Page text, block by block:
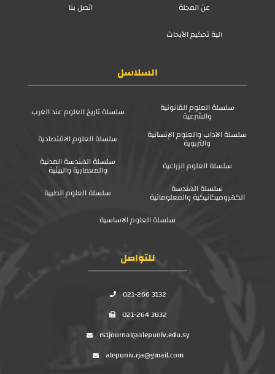
عن المجلة
اتصل بنا
آلية تحكيم الأبحاث
السلاسل
سلسلة العلوم القانونية
والشرعية
سلسلة تاريخ العلوم عند العرب
سلسلة الآداب والعلوم الإنسانية
والتربوية
سلسلة العلوم الاقتصادية
سلسلة العلوم الزراعية
سلسلة الهندسة المدنية
والمعمارية والبيئية
سلسلة الهندسة
الكهروميكانيكية والمعلوماتية
سلسلة العلوم الطبية
سلسلة العلوم الاساسية
للتواصل
021-266 3132
021-264 3832
rs1journal@alepuniv.edu.sy
alepuniv.rja@gmail.com